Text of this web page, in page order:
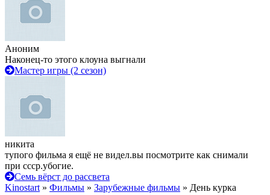
Аноним
Наконец-то этого клоуна выгнали
Мастер игры (2 сезон)
никита
тупого фильма я ещё не видел.вы посмотрите как снимали
при ссср.убогие.
Семь вёрст до рассвета
Kinostart » Фильмы » Зарубежные фильмы » День курка